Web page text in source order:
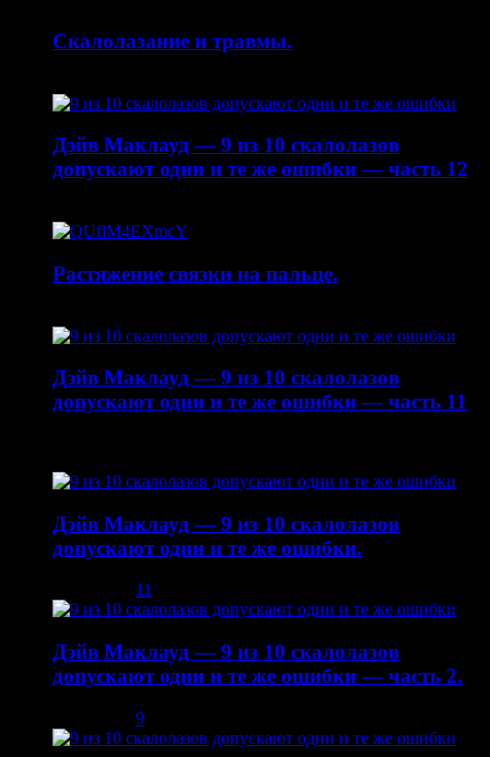
Скалолазание и травмы.
Дэйв Маклауд — 9 из 10 скалолазов
допускают одни и те же ошибки — часть 12
Растяжение связки на пальце.
Дэйв Маклауд — 9 из 10 скалолазов
допускают одни и те же ошибки — часть 11
Дэйв Маклауд — 9 из 10 скалолазов
допускают одни и те же ошибки.
11
Дэйв Маклауд — 9 из 10 скалолазов
допускают одни и те же ошибки — часть 2.
9